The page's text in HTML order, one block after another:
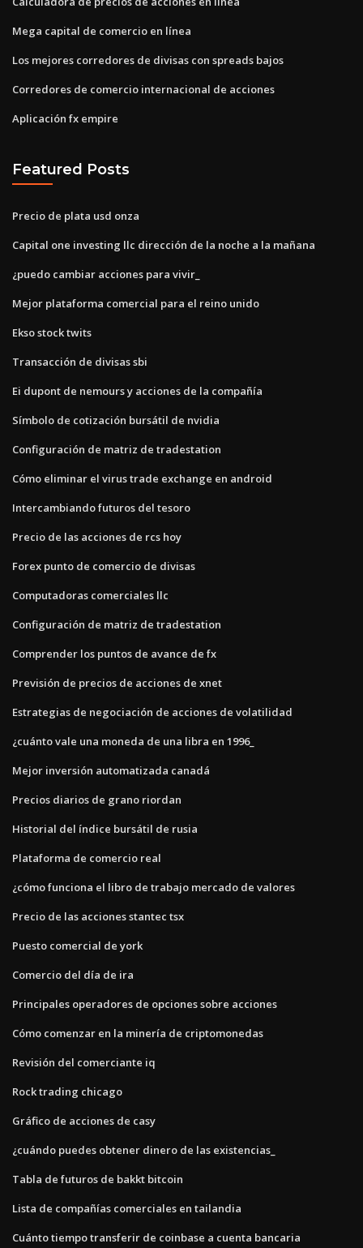
Mega capital de comercio en línea
Los mejores corredores de divisas con spreads bajos
Corredores de comercio internacional de acciones
Aplicación fx empire
Featured Posts
Precio de plata usd onza
Capital one investing llc dirección de la noche a la mañana
¿puedo cambiar acciones para vivir_
Mejor plataforma comercial para el reino unido
Ekso stock twits
Transacción de divisas sbi
Ei dupont de nemours y acciones de la compañía
Símbolo de cotización bursátil de nvidia
Configuración de matriz de tradestation
Cómo eliminar el virus trade exchange en android
Intercambiando futuros del tesoro
Precio de las acciones de rcs hoy
Forex punto de comercio de divisas
Computadoras comerciales llc
Configuración de matriz de tradestation
Comprender los puntos de avance de fx
Previsión de precios de acciones de xnet
Estrategias de negociación de acciones de volatilidad
¿cuánto vale una moneda de una libra en 1996_
Mejor inversión automatizada canadá
Precios diarios de grano riordan
Historial del índice bursátil de rusia
Plataforma de comercio real
¿cómo funciona el libro de trabajo mercado de valores
Precio de las acciones stantec tsx
Puesto comercial de york
Comercio del día de ira
Principales operadores de opciones sobre acciones
Cómo comenzar en la minería de criptomonedas
Revisión del comerciante iq
Rock trading chicago
Gráfico de acciones de casy
¿cuándo puedes obtener dinero de las existencias_
Tabla de futuros de bakkt bitcoin
Lista de compañías comerciales en tailandia
Cuánto tiempo transferir de coinbase a cuenta bancaria